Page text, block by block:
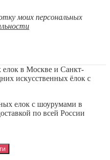
моих персональных
елок в Москве и Санкт-
искусственных ёлок с
елок с шоурумами в
по всей России